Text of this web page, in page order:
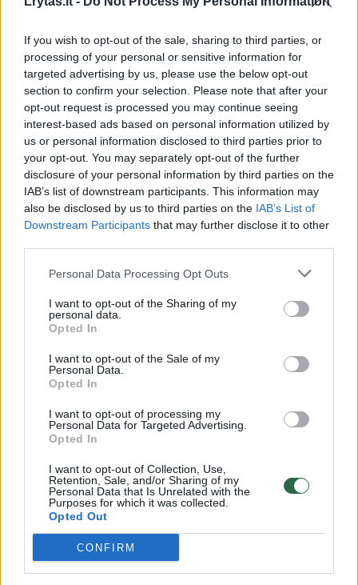
If you wish to opt-out of the sale, sharing to third parties, or
processing of your personal or sensitive information for
targeted advertising by us, please use the below opt-out
section to confirm your selection. Please note that after your
opt-out request is processed you may continue seeing
interest-based ads based on personal information utilized by
us or personal information disclosed to third parties prior to
your opt-out. You may separately opt-out of the further
disclosure of your personal information by third parties on the
IAB’s list of downstream participants. This information may
also be disclosed by us to third parties on the IAB’s List of
Downstream Participants that may further disclose it to other
Personal Data Processing Opt Outs
I want to opt-out of the Sharing of my
personal data.
Opted In
I want to opt-out of the Sale of my
Personal Data.
Opted In
I want to opt-out of processing my
Personal Data for Targeted Advertising.
Opted In
I want to opt-out of Collection, Use,
Retention, Sale, and/or Sharing of my
Personal Data that Is Unrelated with the
Purposes for which it was collected.
Opted Out
CONFIRM
00:41:32
Svarsto, ar gynybos finansavimo didinimas netaps
našta mažiausiai uždirbantiems: mato kitų rizikų
Žinios | Lietuvos diena
00:00:32
Po BRICS kritikos – D. Trumpo atsakas: skelbia
įvesiantis papildomą muitą organizacijos šalims
Žinios | Pasaulis
A. Kubilius sutinka, kad gynybai reikia skirti daugiau: su
Žinios | Lietuvos diena
00:01:39
Dėl NT mokesčio G. Nausėda mato blogą komunikaciją
nuo pat pradžių: „Tenka apgailestauti po laiko“
Žinios | Lietuvos diena
Iš ūkininko – specialus kvietimas finansų ministrui:
atvažiuokite padirbėti
Žinios | Lietuvos diena
I. Hofmanas užtikrintas – ūkininkai nenusileis: atsakė, ką